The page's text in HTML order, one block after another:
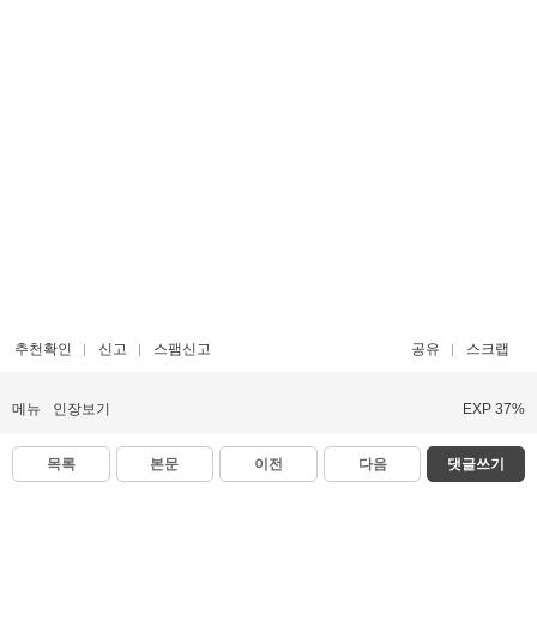
추천확인 신고 스팸신고 공유 스크랩
메뉴 인장보기 EXP 37%
목록 본문 이전 다음 댓글쓰기